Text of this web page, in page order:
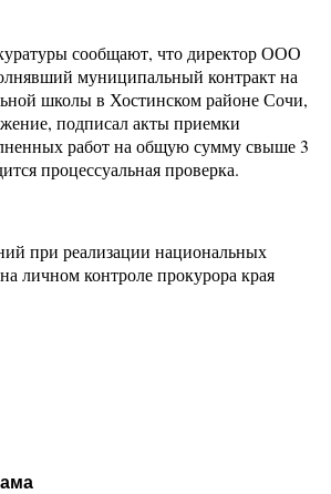
сообщают, что директор ООО
муниципальный контракт на
школы в Хостинском районе Сочи,
подписал акты приемки
работ на общую сумму свыше 3
процессуальная проверка.
при реализации национальных
личном контроле прокурора края